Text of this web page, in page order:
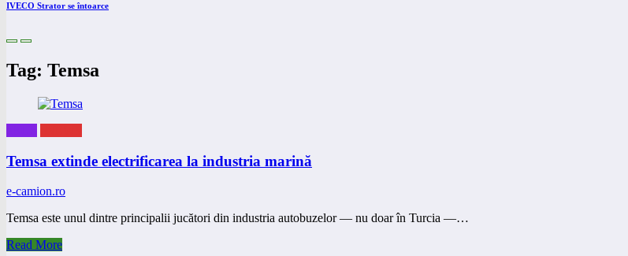
IVECO Strator se întoarce
Tag: Temsa
Temsa extinde electrificarea la industria marină
e-camion.ro
Temsa este unul dintre principalii jucători din industria autobuzelor — nu doar în Turcia —…
Read More